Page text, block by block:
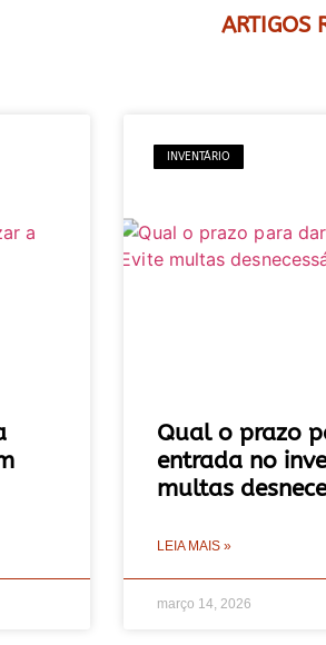
ARTIGOS
INVENTÁRIO
Qual o prazo
entrada no
multas
LEIA MAIS »
março 14, 2026